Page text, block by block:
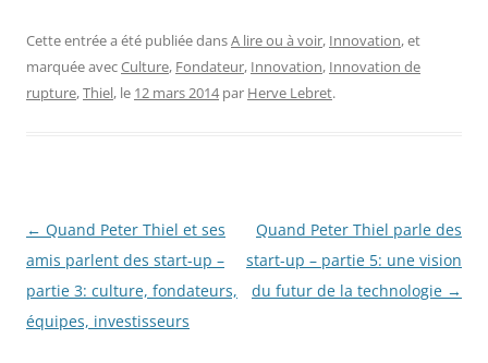
Cette entrée a été publiée dansA lire ou à voir, Innovation, et
marquée avecCulture, Fondateur, Innovation, Innovation de
rupture,Thiel, le 12 mars 2014 par Herve Lebret.
Navigation
des
articles
← Quand Peter Thiel et ses
amis parlent des start-up –
partie 3: culture, fondateurs,
équipes, investisseurs
Quand Peter Thiel parle des
start-up – partie 5: une vision
du futur de la technologie →